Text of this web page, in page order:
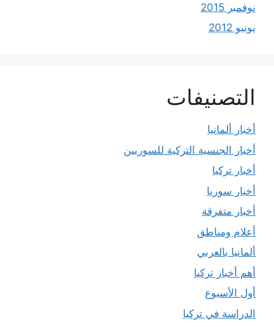
نوفمبر 2015
يونيو 2012
التصنيفات
أخبار ألمانيا
أخبار الجنسية التركية للسوريين
أخبار تركيا
أخبار سوريا
أخبار متفرقة
أعلام ومناطق
ألمانيا بالعربي
أهم أخبار تركيا
أول الأسبوع
الدراسة في تركيا